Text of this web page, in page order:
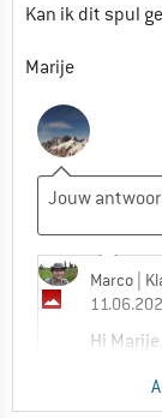
Kan ik dit spul
Marije
Marco |
Hi Marije,
Ja, u